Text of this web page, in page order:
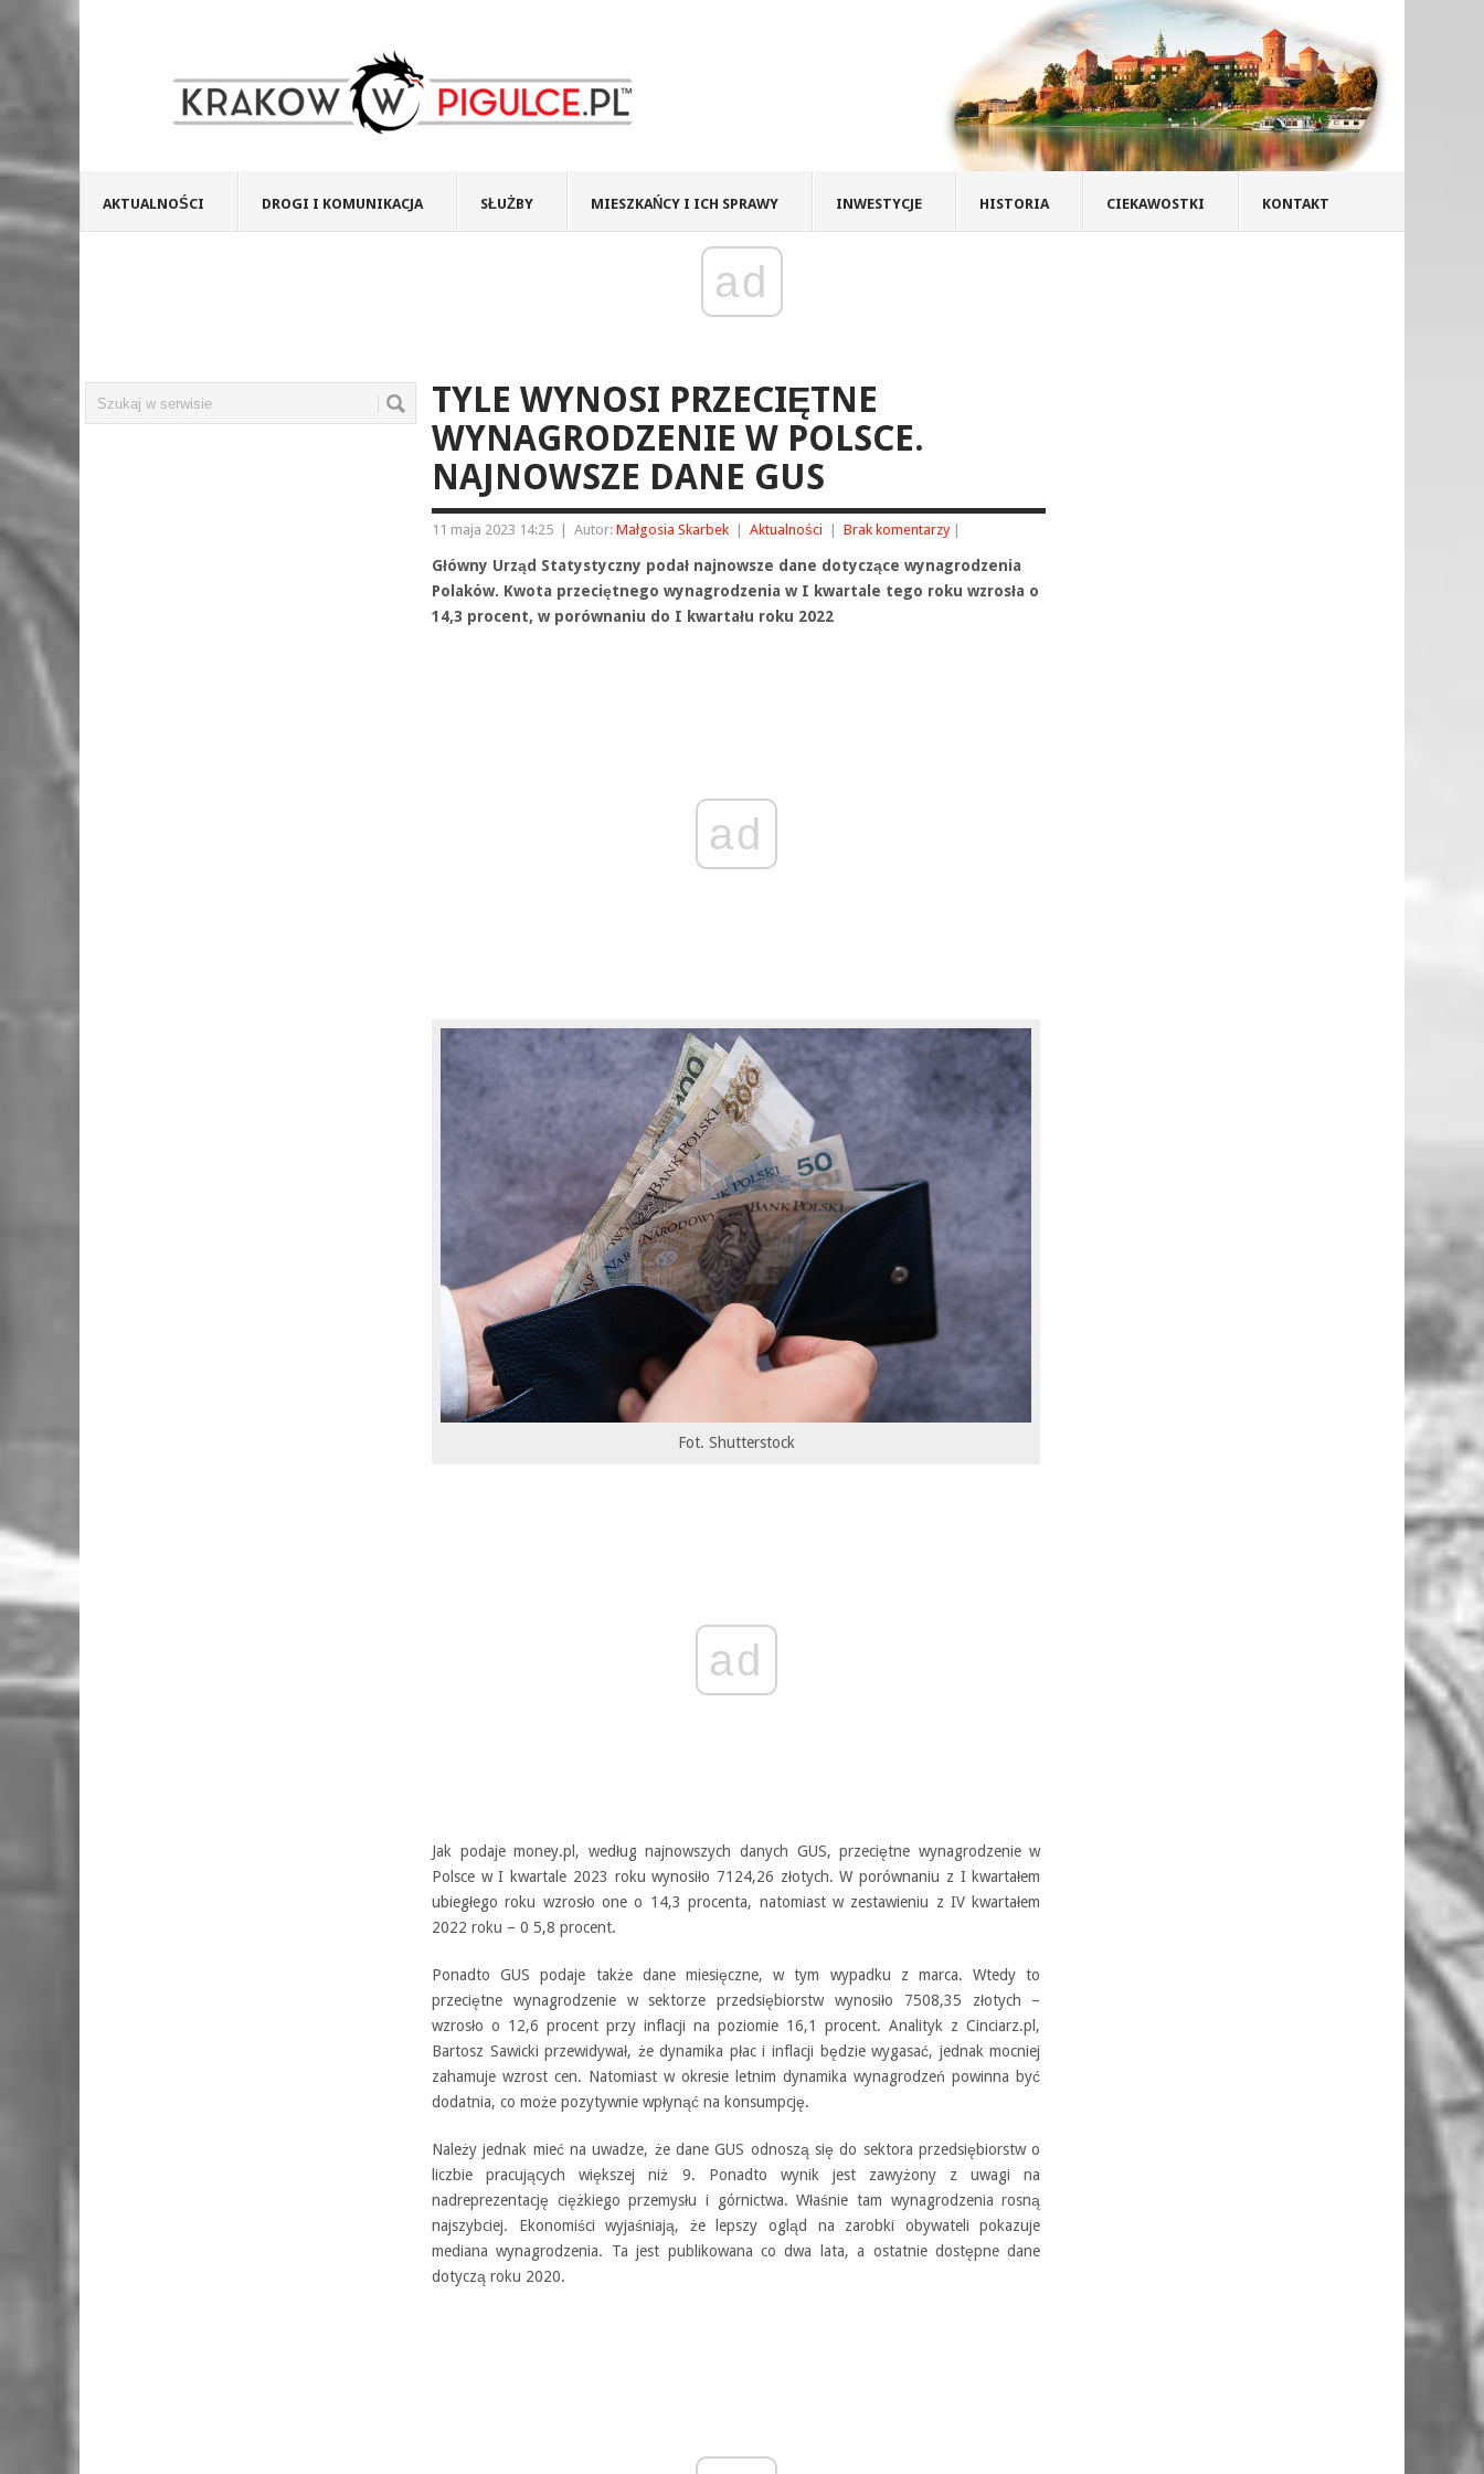
AKTUALNOŚCI DROGI I KOMUNIKACJA SŁUŻBY MIESZKAŃCY I ICH SPRAWY INWESTYCJE HISTORIA CIEKAWOSTKI KONTAKT
ad
TYLE WYNOSI PRZECIĘTNE
WYNAGRODZENIE W POLSCE.
NAJNOWSZE DANE GUS
11 maja 2023 14:25 Autor: Małgosia Skarbek Aktualności Brak komentarzy
Główny Urząd Statystyczny podał najnowsze dane dotyczące wynagrodzenia
Polaków. Kwota przeciętnego wynagrodzenia w I kwartale tego roku wzrosła o
14,3 procent, w porównaniu do I kwartału roku 2022
ad
Fot. Shutterstock
ad
Jak podaje money.pl, według najnowszych danych GUS, przeciętne wynagrodzenie w
Polsce w I kwartale 2023 roku wynosiło 7124,26 złotych. W porównaniu z I kwartałem
ubiegłego roku wzrosło one o 14,3 procenta, natomiast w zestawieniu z IV kwartałem
2022 roku – 0 5,8 procent.
Ponadto GUS podaje także dane miesięczne, w tym wypadku z marca. Wtedy to
przeciętne wynagrodzenie w sektorze przedsiębiorstw wynosiło 7508,35 złotych –
wzrosło o 12,6 procent przy inflacji na poziomie 16,1 procent. Analityk z Cinciarz.pl,
Bartosz Sawicki przewidywał, że dynamika płac i inflacji będzie wygasać, jednak mocniej
zahamuje wzrost cen. Natomiast w okresie letnim dynamika wynagrodzeń powinna być
dodatnia, co może pozytywnie wpłynąć na konsumpcję.
Należy jednak mieć na uwadze, że dane GUS odnoszą się do sektora przedsiębiorstw o
liczbie pracujących większej niż 9. Ponadto wynik jest zawyżony z uwagi na
nadreprezentację ciężkiego przemysłu i górnictwa. Właśnie tam wynagrodzenia rosną
najszybciej. Ekonomiści wyjaśniają, że lepszy ogląd na zarobki obywateli pokazuje
mediana wynagrodzenia. Ta jest publikowana co dwa lata, a ostatnie dostępne dane
dotyczą roku 2020.